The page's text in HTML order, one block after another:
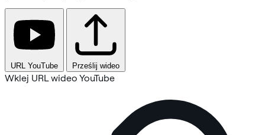
URL YouTube Prześlij wideo
Wklej URL wideo YouTube